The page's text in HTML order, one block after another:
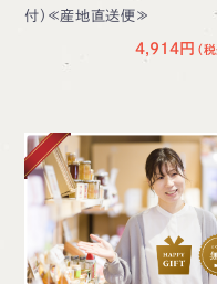
付）≪産地直送便≫
4,914円